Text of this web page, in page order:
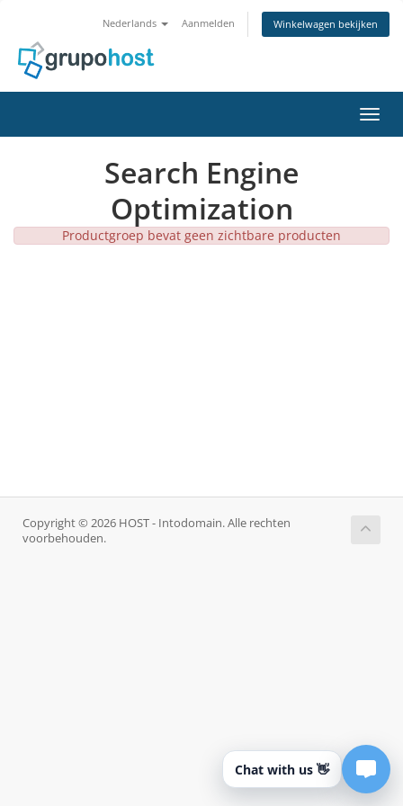
Nederlands Aanmelden Winkelwagen bekijken
Search Engine
Optimization
Productgroep bevat geen zichtbare producten
Copyright © 2026 HOST - Intodomain. Alle rechten
voorbehouden.
Chat with us 👋